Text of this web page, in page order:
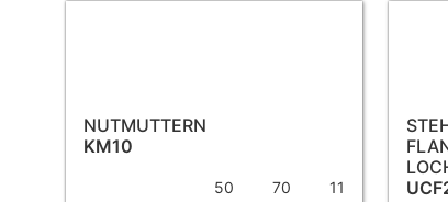
NUTMUTTERN
KM10
50 70 11